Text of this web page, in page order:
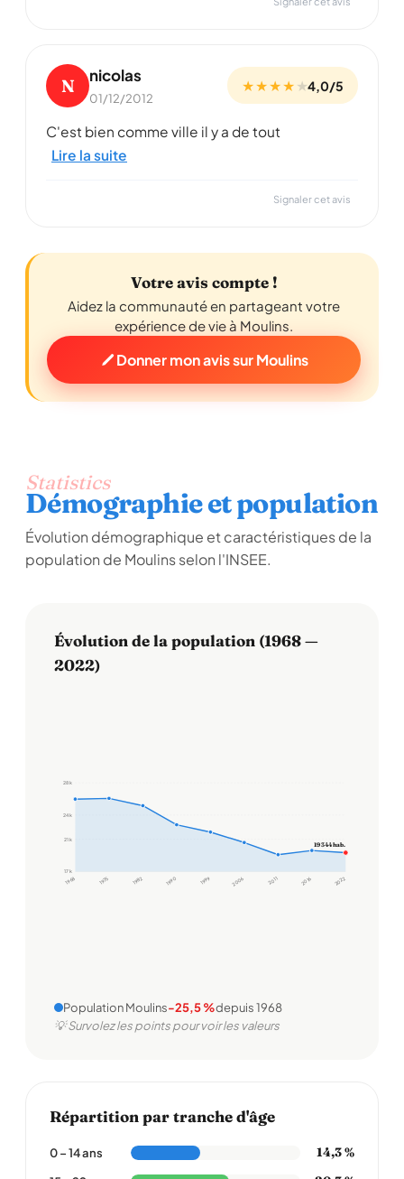
N nicolas
01/12/2012
★ ★ ★ ★★4,0/5
C'est bien comme ville il y a de tout
Lire la suite
Signaler cet avis
Votre avis compte !
Aidez la communauté en partageant votre
expérience de vie à Moulins.
Donner mon avis sur Moulins
Statistics
Démographie et population
Évolution démographique et caractéristiques de la
population de Moulins selon l'INSEE.
Évolution de la population (1968 —
2022)
17 k
21 k
24 k
28 k
1968 1975 1982 1990 1999 2006 2011 2016 2022
19 344 hab.
Population Moulins-25,5 %depuis 1968
💡 Survolez les points pour voir les valeurs
Répartition par tranche d'âge
0 – 14 ans 14,3 %